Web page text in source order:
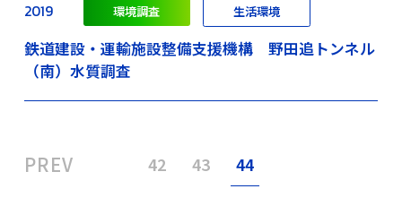
2019 環境調査 生活環境
鉄道建設・運輸施設整備支援機構 野田追トンネル
（南）水質調査
PREV 42 43 44